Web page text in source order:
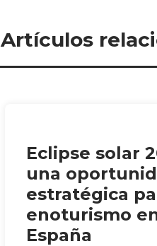
Artículos
Eclipse solar
una
estratégica
enoturismo
España